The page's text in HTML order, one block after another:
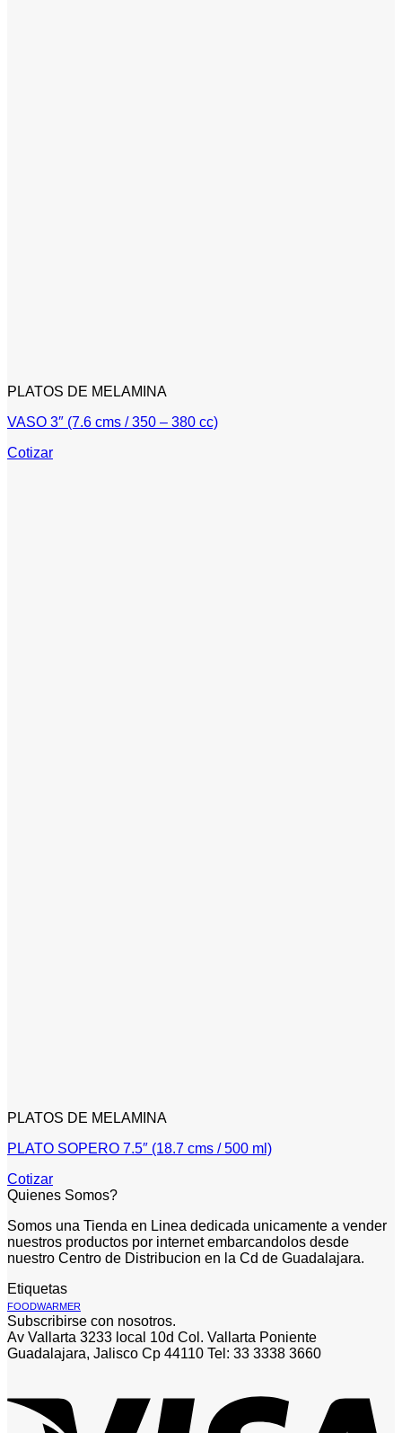
PLATOS DE MELAMINA
VASO 3″ (7.6 cms / 350 – 380 cc)
Cotizar
PLATOS DE MELAMINA
PLATO SOPERO 7.5″ (18.7 cms / 500 ml)
Cotizar
Quienes Somos?
Somos una Tienda en Linea dedicada unicamente a vender
nuestros productos por internet embarcandolos desde
nuestro Centro de Distribucion en la Cd de Guadalajara.
Etiquetas
FOODWARMER
Subscribirse con nosotros.
Av Vallarta 3233 local 10d Col. Vallarta Poniente
Guadalajara, Jalisco Cp 44110 Tel: 33 3338 3660